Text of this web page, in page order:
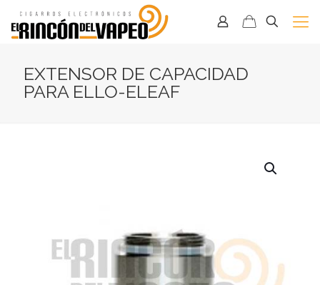
EXTENSOR DE CAPACIDAD
PARA ELLO-ELEAF